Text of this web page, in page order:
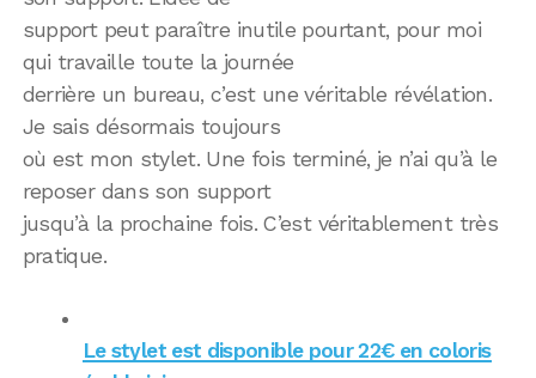
support peut paraître inutile pourtant, pour moi
qui travaille toute la journée
derrière un bureau, c’est une véritable révélation.
Je sais désormais toujours
où est mon stylet. Une fois terminé, je n’ai qu’à le
reposer dans son support
jusqu’à la prochaine fois. C’est véritablement très
pratique.
Le stylet est disponible pour 22€ en coloris